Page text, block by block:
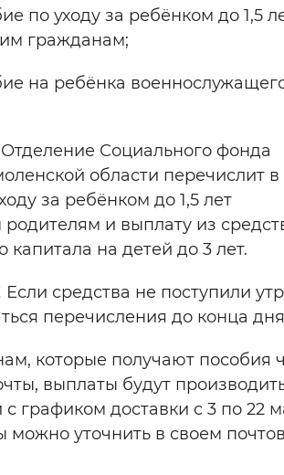
Включены
Звуковой ассистент
Вернуть стандартные настройки
по уходу за ребёнком до 1,5
гражданам;
на ребёнка
Социального фонда
области перечислит
за ребёнком до 1,5 лет
и выплату из
капитала на детей до 3 лет.
средства не поступили
перечисления до конца
которые получают пособия
выплаты будут
с графиком доставки с 3 по 22
можно уточнить в своем